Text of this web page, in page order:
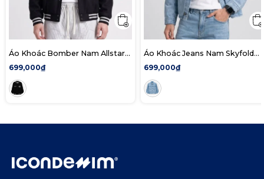
Áo Khoác Bomber Nam Allstar
Form Regular
699,000₫
Áo Khoác Jeans Nam Skyfold
Form Regular
699,000₫